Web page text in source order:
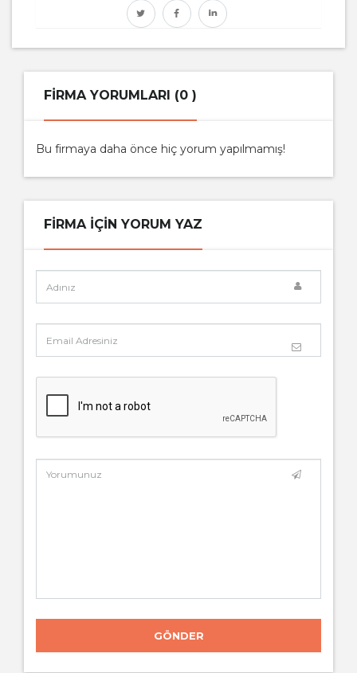
FIRMA YORUMLARI (0 )
Bu firmaya daha önce hiç yorum yapılmamış!
FIRMA IÇIN YORUM YAZ
GÖNDER